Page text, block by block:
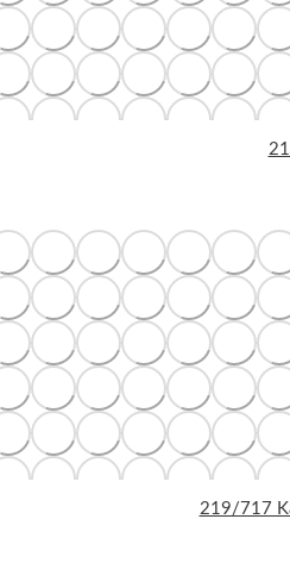
219/717